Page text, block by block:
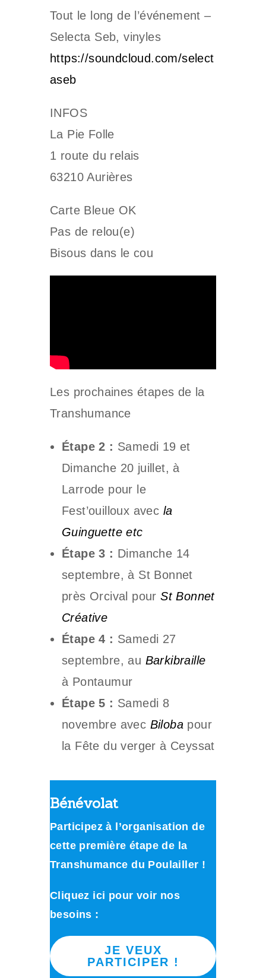
Tout le long de l’événement –
Selecta Seb, vinyles
https://soundcloud.com/select
aseb
INFOS
La Pie Folle
1 route du relais
63210 Aurières
Carte Bleue OK
Pas de relou(e)
Bisous dans le cou
Les prochaines étapes de la
Transhumance
Étape 2 : Samedi 19 et
Dimanche 20 juillet, à
Larrode pour le
Fest’ouilloux avec la
Guinguette etc
Étape 3 : Dimanche 14
septembre, à St Bonnet
près Orcival pourSt Bonnet
Créative
Étape 4 : Samedi 27
septembre, au Barkibraille
à Pontaumur
Étape 5 : Samedi 8
novembre avec Biloba pour
la Fête du verger à Ceyssat
Bénévolat
Participez à l’organisation de
cette première étape de la
Transhumance du Poulailler !
Cliquez ici pour voir nos
besoins :
JE VEUX
PARTICIPER !